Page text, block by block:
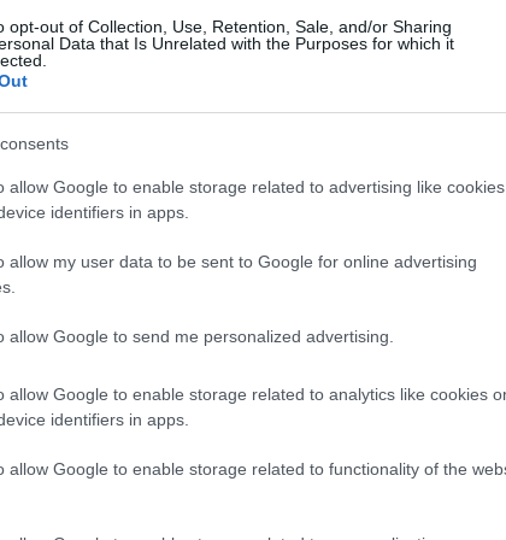
opt-out of Collection, Use, Retention, Sale, and/or Sharing
Data that Is Unrelated with the Purposes for which it
allow Google to enable storage related to advertising like
identifiers in apps.
allow my user data to be sent to Google for online advertising
allow Google to send me personalized advertising.
allow Google to enable storage related to analytics like cookies
identifiers in apps.
allow Google to enable storage related to functionality of the
– Betis: las posibles alineaciones
febrero 2024 PorJesus Gallo|
y Betis se enfrentan el viernes 9 de febrero a las 21:00
¿Quién jugará en los locales? ¿Cuál será la alineación que
Pellegrini? A continuación, las posibles alineaciones del
Leer más »
– Cádiz: las posibles alineaciones
y Cádiz se enfrentan el domingo 4 de febrero a las 14:00
Pellegrino? A continuación, las posibles alineaciones del
Cádiz.